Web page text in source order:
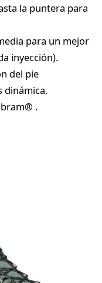
la puntera para
para un mejor
inyección).
del pie
dinámica.
.